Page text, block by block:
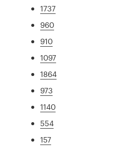
1737
960
910
1097
1864
973
1140
554
157